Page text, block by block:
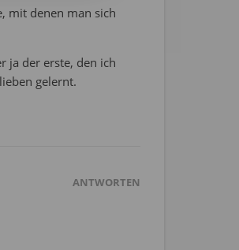
mit denen man sich
ja der erste, den ich
gelernt.
ANTWORTEN